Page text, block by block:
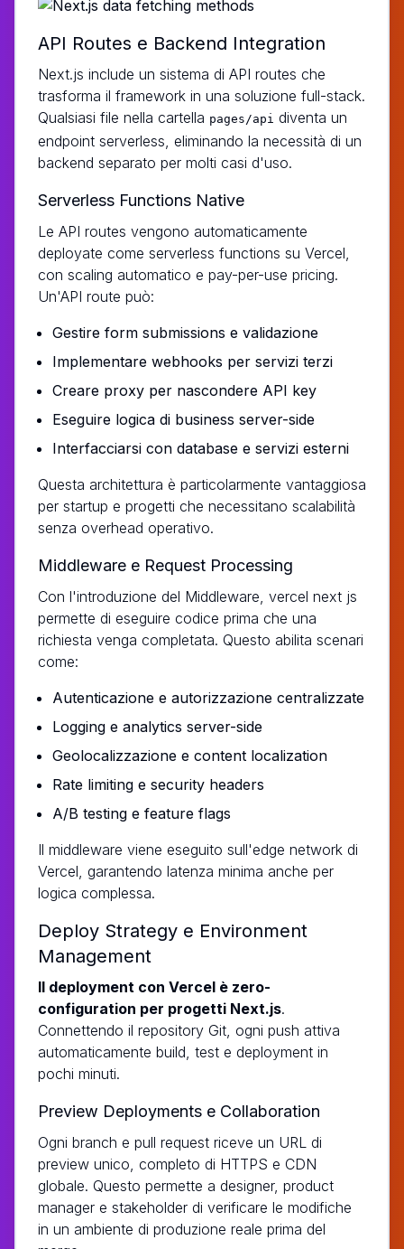
API Routes e Backend Integration
Next.js include un sistema di API routes che
trasforma il framework in una soluzione full-stack.
Qualsiasi file nella cartella pages/api diventa un
endpoint serverless, eliminando la necessità di un
backend separato per molti casi d'uso.
Serverless Functions Native
Le API routes vengono automaticamente
deployate come serverless functions su Vercel,
con scaling automatico e pay-per-use pricing.
Un'API route può:
Gestire form submissions e validazione
Implementare webhooks per servizi terzi
Creare proxy per nascondere API key
Eseguire logica di business server-side
Interfacciarsi con database e servizi esterni
Questa architettura è particolarmente vantaggiosa
per startup e progetti che necessitano scalabilità
senza overhead operativo.
Middleware e Request Processing
Con l'introduzione del Middleware, vercel next js
permette di eseguire codice prima che una
richiesta venga completata. Questo abilita scenari
come:
Autenticazione e autorizzazione centralizzate
Logging e analytics server-side
Geolocalizzazione e content localization
Rate limiting e security headers
A/B testing e feature flags
Il middleware viene eseguito sull'edge network di
Vercel, garantendo latenza minima anche per
logica complessa.
Deploy Strategy e Environment
Management
Il deployment con Vercel è zero-
configuration per progetti Next.js.
Connettendo il repository Git, ogni push attiva
automaticamente build, test e deployment in
pochi minuti.
Preview Deployments e Collaboration
Ogni branch e pull request riceve un URL di
preview unico, completo di HTTPS e CDN
globale. Questo permette a designer, product
manager e stakeholder di verificare le modifiche
in un ambiente di produzione reale prima del